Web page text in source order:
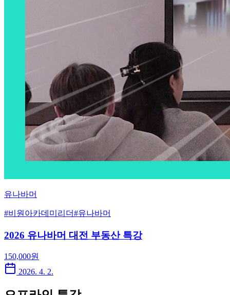
유나바머
#비원아카데미리더#유나바머
2026 유나바머 대전 부동산 특강
150,000원
2026. 4. 2.